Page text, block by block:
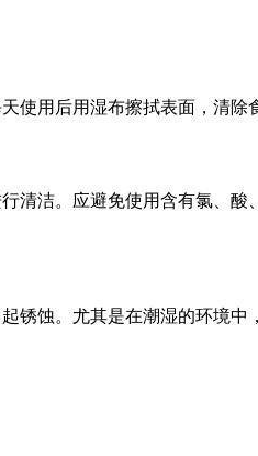
使用后用湿布擦拭表面，清除
清洁。应避免使用含有氯、
蚀。尤其是在潮湿的环境中